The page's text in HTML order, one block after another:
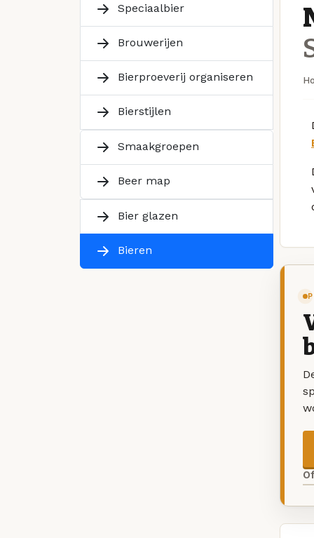
Speciaalbier
Brouwerijen
Bierproeverij organiseren
Bierstijlen
Smaakgroepen
Beer map
Bier glazen
Bieren